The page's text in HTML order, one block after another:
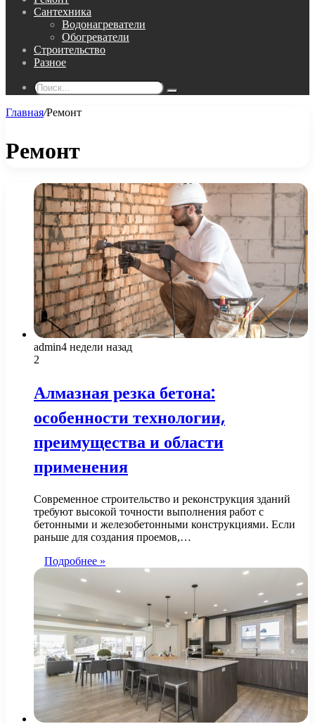
Сантехника
Водонагреватели
Обогреватели
Строительство
Разное
Поиск...
Главная/Ремонт
Ремонт
admin4 недели назад
2
Алмазная резка бетона:
особенности технологии,
преимущества и области
применения
Современное строительство и реконструкция зданий
требуют высокой точности выполнения работ с
бетонными и железобетонными конструкциями. Если
раньше для создания проемов,…
Подробнее »